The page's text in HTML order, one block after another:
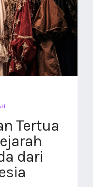
Tertua
dari